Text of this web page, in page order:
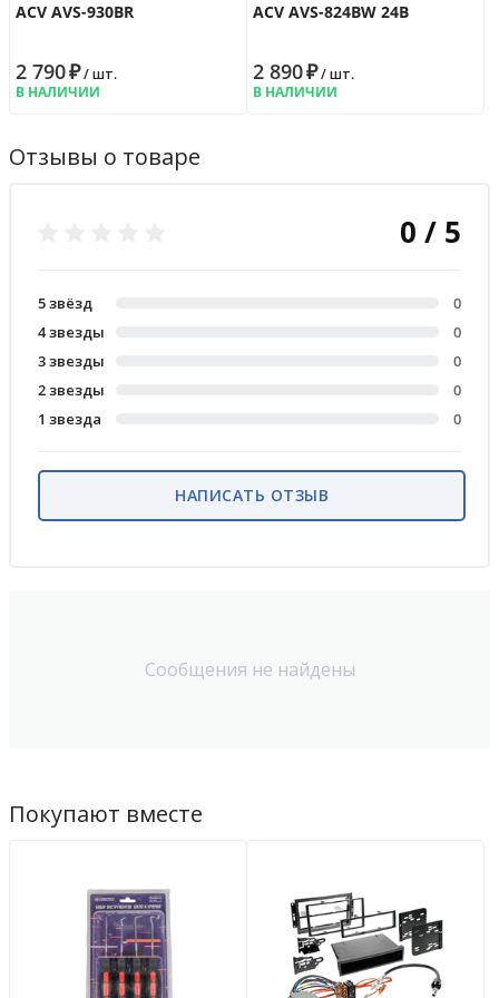
ACV AVS-930BR
2 790₽/ шт.
В НАЛИЧИИ
ACV AVS-824BW 24В
2 890₽/ шт.
В НАЛИЧИИ
Отзывы о товаре
Сообщения не найдены
0 / 5
5 звёзд
0
4 звезды
0
3 звезды
0
2 звезды
0
1 звезда
0
НАПИСАТЬ ОТЗЫВ
Покупают вместе